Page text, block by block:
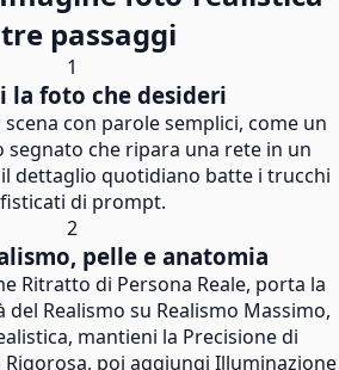
passaggi
1
la foto che desideri
con parole semplici, come un
segnato che ripara una rete in un
dettaglio quotidiano batte i trucchi
di prompt.
2
pelle e anatomia
Ritratto di Persona Reale, porta la
Realismo su Realismo Massimo,
mantieni la Precisione di
poi aggiungi Illuminazione